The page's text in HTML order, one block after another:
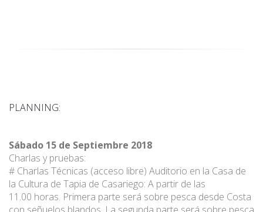
PLANNING:
Sábado 15 de Septiembre 2018
Charlas y pruebas:
# Charlas Técnicas (acceso libre) Auditorio en la Casa de
la Cultura de Tapia de Casariego: A partir de las
11.00 horas. Primera parte será sobre pesca desde Costa